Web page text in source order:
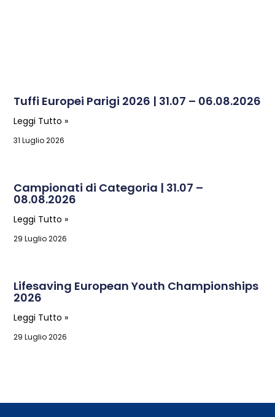
Tuffi Europei Parigi 2026 | 31.07 – 06.08.2026
Leggi Tutto »
31 Luglio 2026
Campionati di Categoria | 31.07 –
08.08.2026
Leggi Tutto »
29 Luglio 2026
Lifesaving European Youth Championships
2026
Leggi Tutto »
29 Luglio 2026